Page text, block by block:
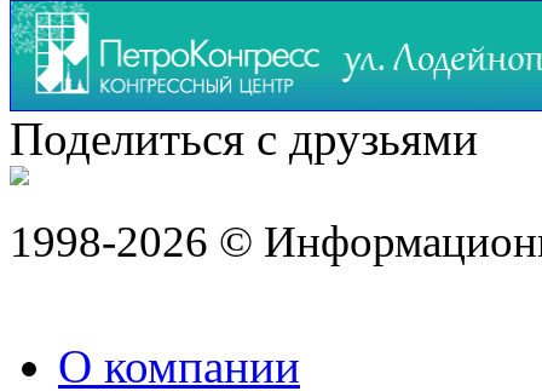
Поделиться с друзьями
1998-2026 ©
О компании